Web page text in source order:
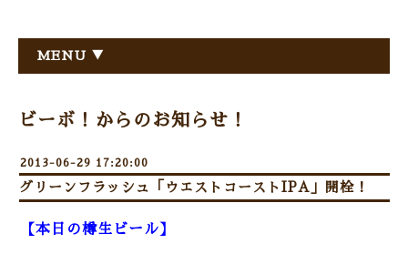
MENU ▼
ビーボ！からのお知らせ！
2013-06-29 17:20:00
グリーンフラッシュ「ウエストコーストIPA」開栓！
【本日の樽生ビール】